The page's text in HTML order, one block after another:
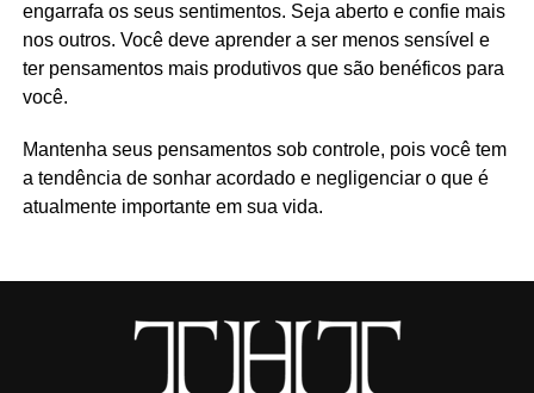
engarrafa os seus sentimentos. Seja aberto e confie mais
nos outros. Você deve aprender a ser menos sensível e
ter pensamentos mais produtivos que são benéficos para
você.
Mantenha seus pensamentos sob controle, pois você tem
a tendência de sonhar acordado e negligenciar o que é
atualmente importante em sua vida.